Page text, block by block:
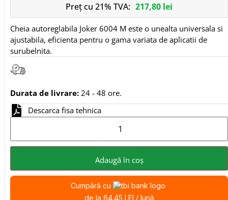
Preț cu 21% TVA: 217,80 lei
Cheia autoreglabila Joker 6004 M este o unealta universala si
ajustabila, eficienta pentru o gama variata de aplicatii de
surubelnita.
Durata de livrare: 24 - 48 ore.
Descarca fisa tehnica
Adaugă în coș
Cumpără cu
de la 64.45 LEI / lună